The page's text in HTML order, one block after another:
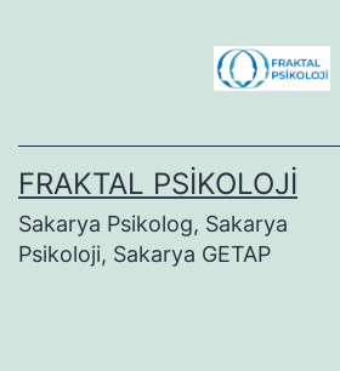
FRAKTAL PSIKOLOJI
Sakarya Psikolog, Sakarya
Psikoloji, Sakarya GETAP